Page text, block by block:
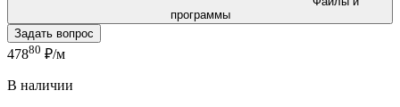
программы
Задать вопрос
47880 ₽/м
В наличии